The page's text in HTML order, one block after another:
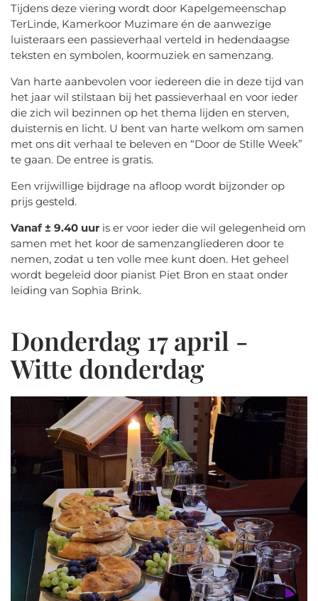
Tijdens deze viering wordt door Kapelgemeenschap
TerLinde, Kamerkoor Muzimare én de aanwezige
luisteraars een passieverhaal verteld in hedendaagse
teksten en symbolen, koormuziek en samenzang.
Van harte aanbevolen voor iedereen die in deze tijd van
het jaar wil stilstaan bij het passieverhaal en voor ieder
die zich wil bezinnen op het thema lijden en sterven,
duisternis en licht. U bent van harte welkom om samen
met ons dit verhaal te beleven en “Door de Stille Week”
te gaan. De entree is gratis.
Een vrijwillige bijdrage na afloop wordt bijzonder op
prijs gesteld.
Vanaf ± 9.40 uur is er voor ieder die wil gelegenheid om
samen met het koor de samenzangliederen door te
nemen, zodat u ten volle mee kunt doen. Het geheel
wordt begeleid door pianist Piet Bron en staat onder
leiding van Sophia Brink.
Donderdag 17 april -
Witte donderdag